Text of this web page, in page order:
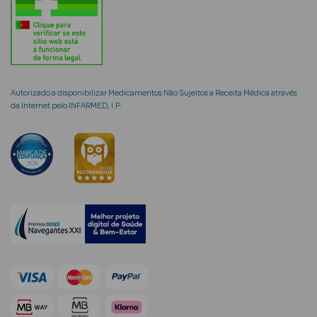
Cosmética
Rosto
Séruns Faciais
envelhecimento
Autorizado a disponibilizar Medicamentos Não Sujeitos a Receita Médica através
da Internet pelo INFARMED, I.P.